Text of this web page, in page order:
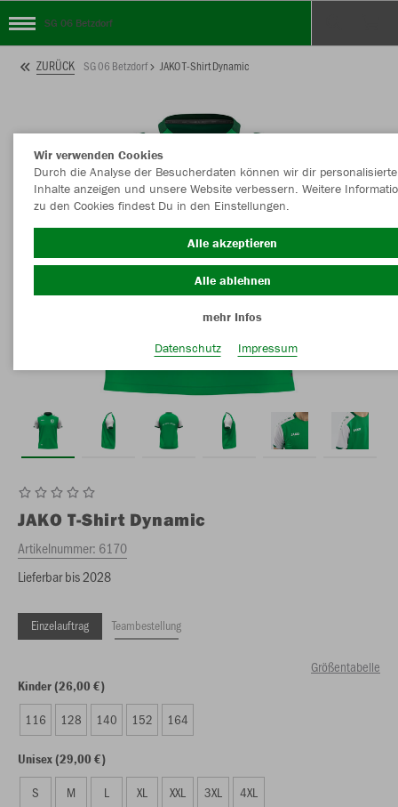
SG 06 Betzdorf
ZURÜCK SG 06 Betzdorf JAKO T-Shirt Dynamic
JAKO T-Shirt Dynamic
Artikelnummer: 6170
Lieferbar bis 2028
Einzelauftrag Teambestellung
Größentabelle
Kinder (26,00 €)
116 128 140 152 164
Unisex (29,00 €)
S M L XL XXL 3XL 4XL
Wir verwenden Cookies
Durch die Analyse der Besucherdaten können wir dir personalisierte
Inhalte anzeigen und unsere Website verbessern. Weitere
zu den Cookies findest Du in den Einstellungen.
Alle akzeptieren
Alle ablehnen
mehr Infos
Datenschutz
Impressum